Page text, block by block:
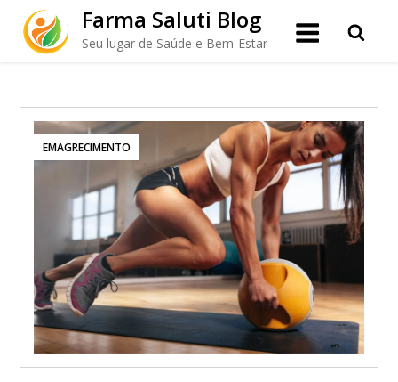
content
Farma Saluti Blog
Seu lugar de Saúde e Bem-Estar
EMAGRECIMENTO